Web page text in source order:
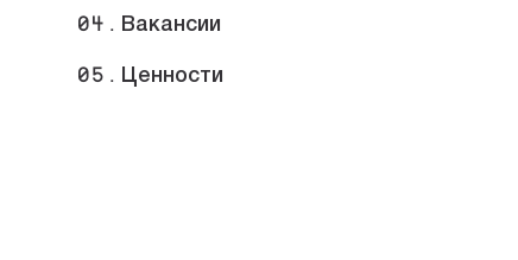
04. Вакансии
05. Ценности